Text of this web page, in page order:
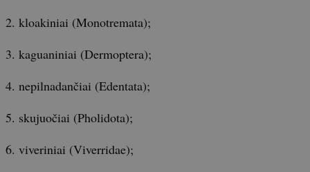
2. kloakiniai (Monotremata);
3. kaguaniniai (Dermoptera);
4. nepilnadančiai (Edentata);
5. skujuočiai (Pholidota);
6. viveriniai (Viverridae);